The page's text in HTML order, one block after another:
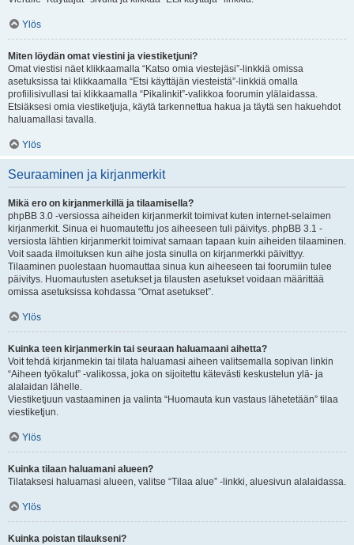
Ylös
Miten löydän omat viestini ja viestiketjuni?
Omat viestisi näet klikkaamalla “Katso omia viestejäsi”-linkkiä omissa
asetuksissa tai klikkaamalla “Etsi käyttäjän viesteistä”-linkkiä omalla
profiilisivullasi tai klikkaamalla “Pikalinkit”-valikkoa foorumin ylälaidassa.
Etsiäksesi omia viestiketjuja, käytä tarkennettua hakua ja täytä sen hakuehdot
haluamallasi tavalla.
Ylös
Seuraaminen ja kirjanmerkit
Mikä ero on kirjanmerkillä ja tilaamisella?
phpBB 3.0 -versiossa aiheiden kirjanmerkit toimivat kuten internet-selaimen
kirjanmerkit. Sinua ei huomautettu jos aiheeseen tuli päivitys. phpBB 3.1 -
versiosta lähtien kirjanmerkit toimivat samaan tapaan kuin aiheiden tilaaminen.
Voit saada ilmoituksen kun aihe josta sinulla on kirjanmerkki päivittyy.
Tilaaminen puolestaan huomauttaa sinua kun aiheeseen tai foorumiin tulee
päivitys. Huomautusten asetukset ja tilausten asetukset voidaan määrittää
omissa asetuksissa kohdassa “Omat asetukset”.
Ylös
Kuinka teen kirjanmerkin tai seuraan haluamaani aihetta?
Voit tehdä kirjanmekin tai tilata haluamasi aiheen valitsemalla sopivan linkin
“Aiheen työkalut” -valikossa, joka on sijoitettu kätevästi keskustelun ylä- ja
alalaidan lähelle.
Viestiketjuun vastaaminen ja valinta “Huomauta kun vastaus lähetetään” tilaa
viestiketjun.
Ylös
Kuinka tilaan haluamani alueen?
Tilataksesi haluamasi alueen, valitse “Tilaa alue” -linkki, aluesivun alalaidassa.
Ylös
Kuinka poistan tilaukseni?